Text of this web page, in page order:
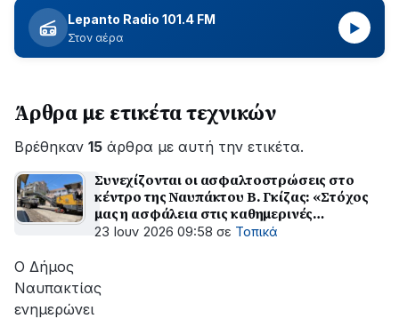
τα
μεγάλα
έργα
Lepanto Radio 101.4 FM
Στον αέρα
▶
Άρθρα με ετικέτα τεχνικών
Βρέθηκαν 15 άρθρα με αυτή την ετικέτα.
Συνεχίζονται οι ασφαλτοστρώσεις στο
κέντρο της Ναυπάκτου Β. Γκίζας: «Στόχος
μας η ασφάλεια στις καθημερινές
μετακινήσεις»
23 Ιουν 2026 09:58 σε Τοπικά
Ο Δήμος
Ναυπακτίας
ενημερώνει